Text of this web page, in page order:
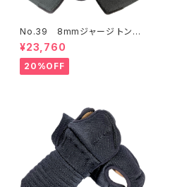
No.39 8mmジャージ トンボ
エア 面 71㎝
¥23,760
20%OFF